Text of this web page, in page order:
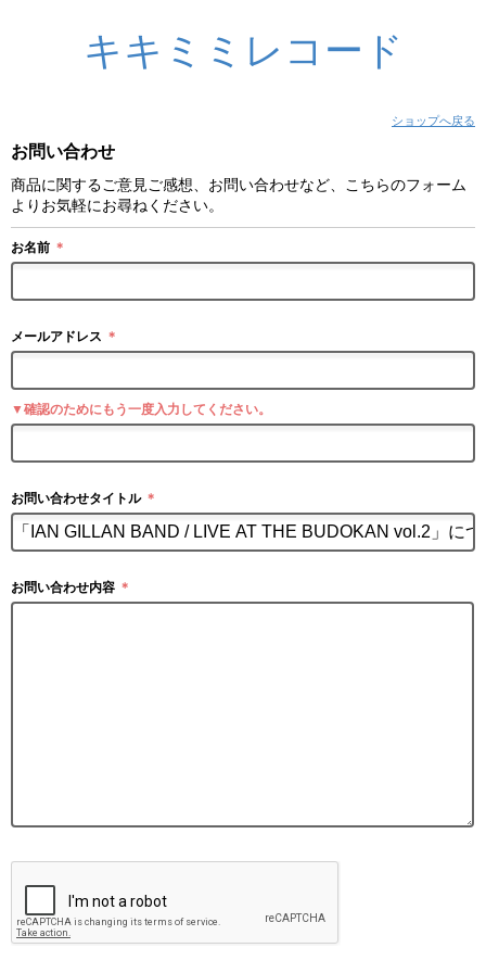
キキミミレコード
ショップへ戻る
お問い合わせ
商品に関するご意見ご感想、お問い合わせなど、こちらのフォーム
よりお気軽にお尋ねください。
お名前 ＊
メールアドレス ＊
▼確認のためにもう一度入力してください。
お問い合わせタイトル ＊
お問い合わせ内容 ＊